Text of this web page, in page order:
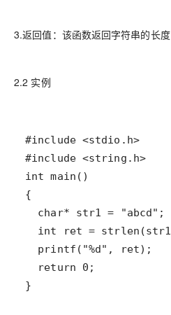
3.返回值：该函数返回字符串的长度
2.2 实例
#include <stdio.h>
#include <string.h>
}